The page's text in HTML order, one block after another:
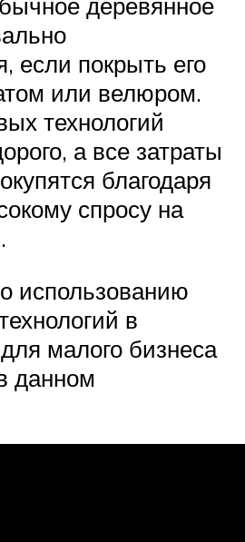
если покрыть его
или велюром.
технологий
а все затраты
благодаря
спросу на
использованию
в
малого бизнеса
данном